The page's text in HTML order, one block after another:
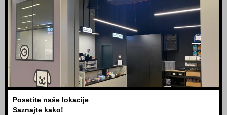
Posetite naše lokacije
Saznajte kako!